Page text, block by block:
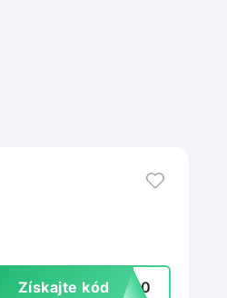
Získajte kódEW20